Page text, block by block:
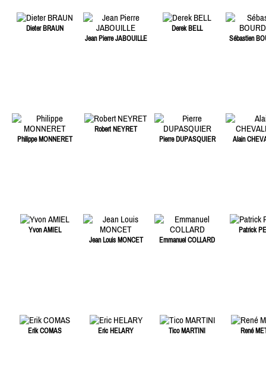
Dieter BRAUN
Jean Pierre JABOUILLE
Derek BELL
Sébastien
Philippe MONNERET
Robert NEYRET
Pierre DUPASQUIER
Alain
Yvon AMIEL
Jean Louis MONCET
Emmanuel COLLARD
Patrick
Erik COMAS Eric HELARY Tico MARTINI René